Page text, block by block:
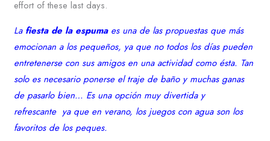
effort of these last days.
La fiesta de la espumaes una de las propuestas que más
emocionan a los pequeños, ya que no todos los días pueden
entretenerse con sus amigos en una actividad como ésta. Tan
solo es necesario ponerse el traje de baño y muchas ganas
de pasarlo bien… Es una opción muy divertida y
refrescante ya que en verano, los juegos con agua son los
favoritos de los peques.